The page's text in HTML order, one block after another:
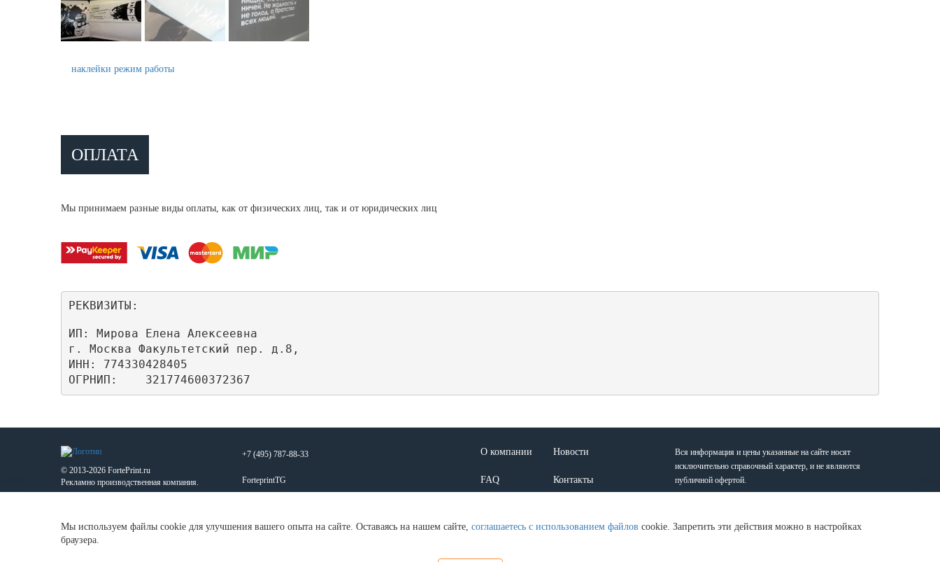
наклейки режим работы
ОПЛАТА
Мы принимаем разные виды оплаты, как от физических лиц, так и от юридических лиц
РЕКВИЗИТЫ:
ИП: Мирова Елена Алексеевна
г. Москва Факультетский пер. д.8,
ИНН: 774330428405
ОГРНИП:    321774600372367
© 2013-2026 FortePrint.ru
Рекламно производственная компания.
+7 (495) 787-88-33
ForteprintTG
zakaz@forteprint.ru
О компании Новости
FAQ Контакты
Вся информация и цены указанные на сайте носят
исключительно справочный характер, и не являются
публичной офертой.
Вам будет удобно заказать продукцию прямо у нас в
Мы используем файлы cookie для улучшения вашего опыта на сайте. Оставаясь на нашем сайте, соглашаетесь с использованием файлов cookie. Запретить эти действия можно в настройках
браузера.